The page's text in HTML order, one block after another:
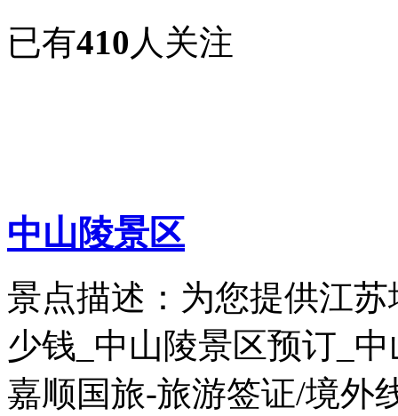
已有410 人关注
中山陵景区
景点描述：为您提供江
少钱_中山陵景区预订_
嘉顺国旅-旅游签证/境外